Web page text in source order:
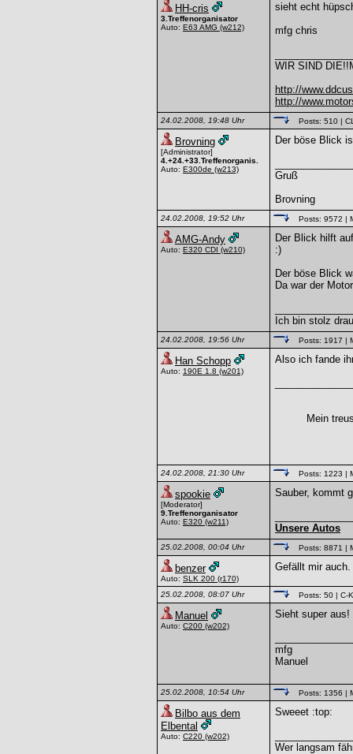
HH-cris
3.Treffenorganisator
Auto: E63 AMG (w212)
sieht echt
mfg chris
WIR SIND
http://
http://
24.02.2008, 19:48 Uhr Posts: 510 |
Brovning
[Administrator]
4.+24.+33.Treffenorganis.
Auto: E300de (w213)
Der böse Blick
Gruß
Brovning
24.02.2008, 19:52 Uhr Posts: 9572 |
AMG-Andy
Auto: E320 CDI (w210)
Der Blick hilft
:)
Der böse Blick
Da war der
Ich bin stolz
24.02.2008, 19:56 Uhr Posts: 1917 |
Han Schopp
Auto: 190E 1.8 (w201)
Also ich fande
Mein
24.02.2008, 21:30 Uhr Posts: 1223 |
spookie
[Moderator]
9.Treffenorganisator
Auto: E320 (w211)
Sauber, kommt
Unsere Autos
25.02.2008, 00:04 Uhr Posts: 8871 |
benzer
Auto: SLK 200 (r170)
Gefällt mir
25.02.2008, 08:07 Uhr Posts: 50 | C-
Manuel
Auto: C200 (w202)
Sieht super aus!
mfg
Manuel
25.02.2008, 10:54 Uhr Posts: 1356 |
Bilbo aus dem
Elbental
Auto: C220 (w202)
Sweeet :top:
Wer langsam